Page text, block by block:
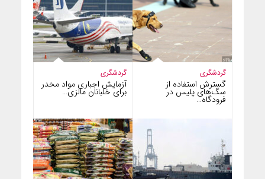
گردشگری
آزمایش اجباری مواد مخدر
برای خلبانان مالزی…
گردشگری
گسترش استفاده از
سگ‌های پلیس در
فرودگاه…